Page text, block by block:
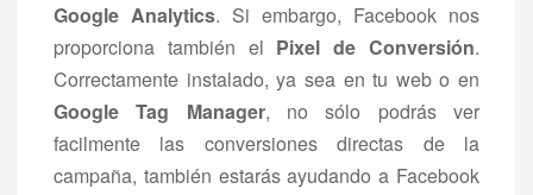
Google Analytics. Si embargo, Facebook nos
proporciona también el Pixel de Conversión.
Correctamente instalado, ya sea en tu web o en
Google Tag Manager, no sólo podrás ver
facilmente las conversiones directas de la
campaña, también estarás ayudando a Facebook